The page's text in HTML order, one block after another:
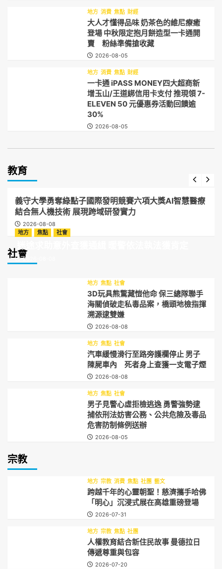
地方 消費 焦點 財經
大人才懂得品味 奶茶色的維尼療癒
登場 中秋限定抱月餅造型一卡通開
賣 粉絲準備搶收藏
2026-08-05
地方 消費 焦點 財經
一卡通 iPASS MONEY四大超商新
增玉山/王道綁信用卡支付 推現領 7-
ELEVEN 50 元優惠券活動回饋逾
30%
2026-08-05
教育
地方
義守大學勇奪綠點子國際發明競賽六項大獎AI智慧醫療
結合無人機技術 展現跨域研發實力
2026-08-08
社會
地方 焦點 社會
迷途求助意外查獲通緝 暖警依法執法獲肯定
2026-08-08
地方 焦點 社會
3D玩具熊驚藏愷他命 保三總隊聯手
海關偵破走私毒品案，橋頭地檢指揮
溯源逮雙嫌
2026-08-08
地方 焦點 社會
汽車緩慢滑行至路旁護欄停止 男子
陳屍車內 死者身上查獲一支電子煙
2026-08-08
地方 焦點 社會
男子見警心虛拒檢逃逸 勇警強勢逮
捕依刑法妨害公務、公共危險及毒品
危害防制條例送辦
2026-08-05
宗教
地方 宗教 消費 焦點 社團 藝文
跨越千年的心靈朝聖！慈濟攜手哈佛
「明心」沉浸式展在高雄重磅登場
2026-07-31
地方 宗教 焦點 社團
人權教育結合新住民故事 曼德拉日
傳遞尊重與包容
2026-07-20